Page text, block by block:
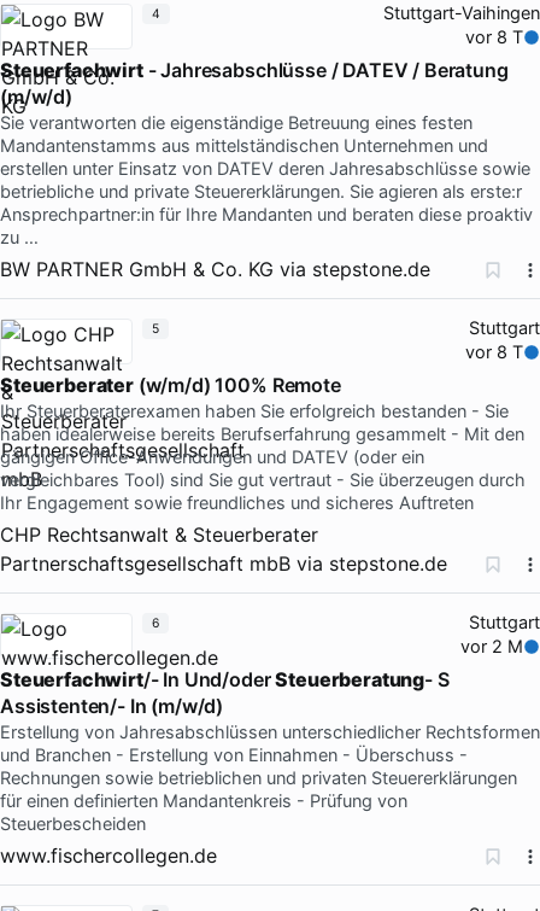
Stuttgart-Vaihingen
vor 8 T
Steuerfachwirt- Jahresabschlüsse / DATEV / Beratung
(m/w/d)
Sie verantworten die eigenständige Betreuung eines festen
Mandantenstamms aus mittelständischen Unternehmen und
erstellen unter Einsatz von DATEV deren Jahresabschlüsse sowie
betriebliche und private Steuererklärungen. Sie agieren als erste:r
Ansprechpartner:in für Ihre Mandanten und beraten diese proaktiv
zu …
BW PARTNER GmbH & Co. KG via stepstone.de
4
Stuttgart
vor 8 T
Steuerberater(w/m/d) 100% Remote
Ihr Steuerberaterexamen haben Sie erfolgreich bestanden - Sie
haben idealerweise bereits Berufserfahrung gesammelt - Mit den
gängigen Office-Anwendungen und DATEV (oder ein
vergleichbares Tool) sind Sie gut vertraut - Sie überzeugen durch
Ihr Engagement sowie freundliches und sicheres Auftreten
CHP Rechtsanwalt & Steuerberater
Partnerschaftsgesellschaft mbB via stepstone.de
5
Stuttgart
vor 2 M
Steuerfachwirt/- In Und/oderSteuerberatung- S
Assistenten/- In (m/w/d)
Erstellung von Jahresabschlüssen unterschiedlicher Rechtsformen
und Branchen - Erstellung von Einnahmen - Überschuss -
Rechnungen sowie betrieblichen und privaten Steuererklärungen
für einen definierten Mandantenkreis - Prüfung von
Steuerbescheiden
www.fischercollegen.de
6